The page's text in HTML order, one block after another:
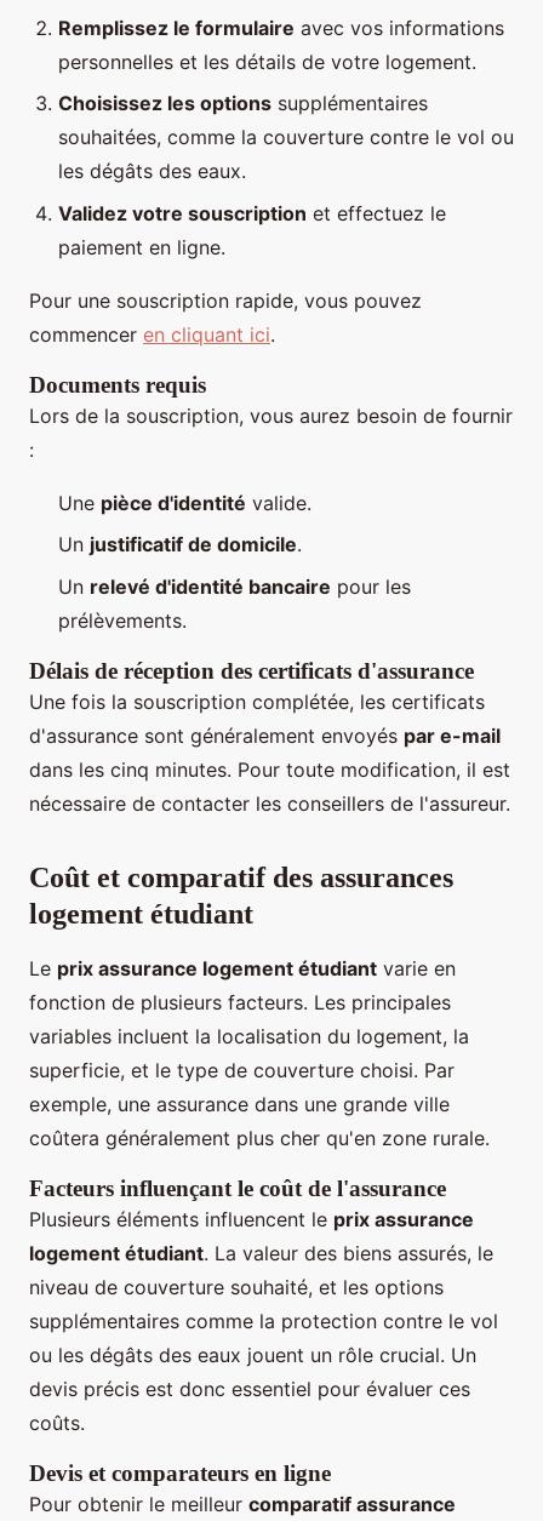
Remplissez le formulaire avec vos informations
personnelles et les détails de votre logement.
Choisissez les options supplémentaires
souhaitées, comme la couverture contre le vol ou
les dégâts des eaux.
Validez votre souscription et effectuez le
paiement en ligne.
Pour une souscription rapide, vous pouvez
commencer en cliquant ici.
Documents requis
Lors de la souscription, vous aurez besoin de fournir
:
Une pièce d'identité valide.
Un justificatif de domicile.
Un relevé d'identité bancaire pour les
prélèvements.
Délais de réception des certificats d'assurance
Une fois la souscription complétée, les certificats
d'assurance sont généralement envoyés par e-mail
dans les cinq minutes. Pour toute modification, il est
nécessaire de contacter les conseillers de l'assureur.
Coût et comparatif des assurances
logement étudiant
Le prix assurance logement étudiant varie en
fonction de plusieurs facteurs. Les principales
variables incluent la localisation du logement, la
superficie, et le type de couverture choisi. Par
exemple, une assurance dans une grande ville
coûtera généralement plus cher qu'en zone rurale.
Facteurs influençant le coût de l'assurance
Plusieurs éléments influencent le prix assurance
logement étudiant. La valeur des biens assurés, le
niveau de couverture souhaité, et les options
supplémentaires comme la protection contre le vol
ou les dégâts des eaux jouent un rôle crucial. Un
devis précis est donc essentiel pour évaluer ces
coûts.
Devis et comparateurs en ligne
Pour obtenir le meilleur comparatif assurance